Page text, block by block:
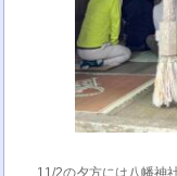
11/2の夕方には八幡神